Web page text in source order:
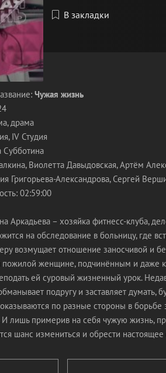
В закладки
Чужая жизнь
драма
IV Студия
Субботина
Виолетта Давыдовская, Артём
Григорьева-Александрова, Сергей
02:59:00
Аркадьева – хозяйка фитнесс-клуба,
на обследование в больницу, где
возмущает отношение заносчивой и
женщине, подчинённым и даже
ей суровый жизненный урок.
подругу и заставляет думать,
по разные стороны в борьбе
И лишь примерив на себя чужую жизнь,
шанс измениться и обрести настоящее